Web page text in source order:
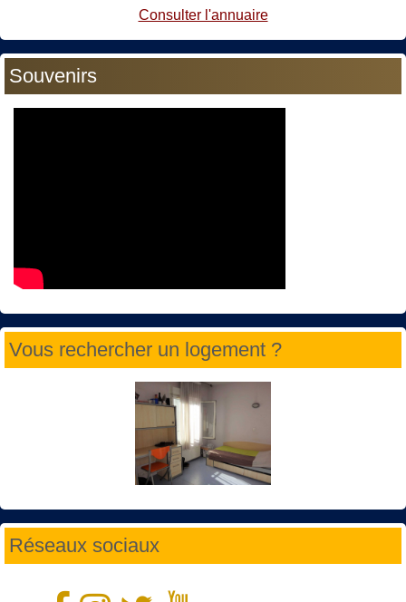
Consulter l'annuaire
Souvenirs
Vous rechercher un logement ?
Réseaux sociaux